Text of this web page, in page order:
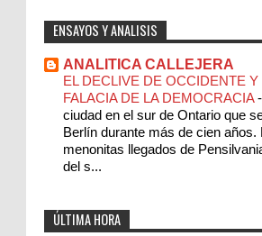
ENSAYOS Y ANALISIS
ANALITICA CALLEJERA
EL DECLIVE DE OCCIDENTE Y
FALACIA DE LA DEMOCRACIA-
ciudad en el sur de Ontario que
Berlín durante más de cien años.
menonitas llegados de
del s...
ÚLTIMA HORA